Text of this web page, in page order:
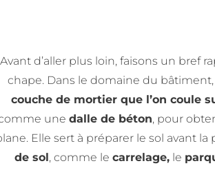
Avant d’aller plus loin, faisons un bref
chape. Dans le domaine du bâtiment,
couche de mortier que l’on coule
unedalle de béton, pour
Elle sert à préparer le sol avant la
de sol, comme lecarrelage, le